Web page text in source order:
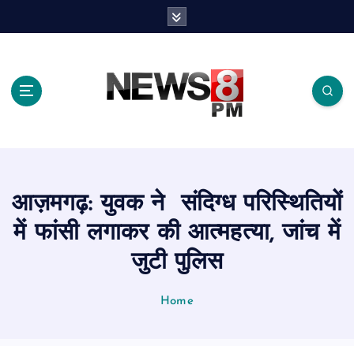
आज़मगढ़: युवक ने संदिग्ध परिस्थितियों
में फांसी लगाकर की आत्महत्या, जांच में
जुटी पुलिस
Home